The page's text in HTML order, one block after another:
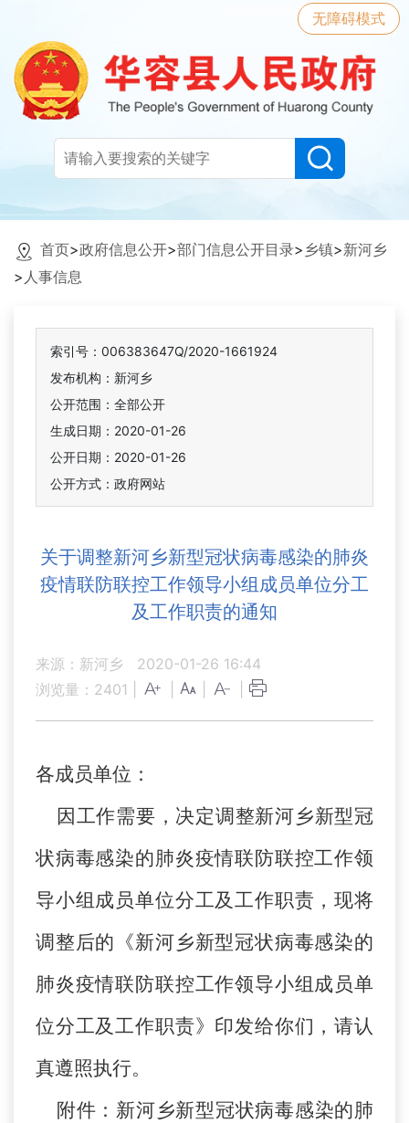
无障碍模式
首页>政府信息公开>部门信息公开目录> 乡镇>新河乡
> 人事信息
索引号：006383647Q/2020-1661924
发布机构：新河乡
公开范围：全部公开
生成日期：2020-01-26
公开日期：2020-01-26
公开方式：政府网站
关于调整新河乡新型冠状病毒感染的肺炎
疫情联防联控工作领导小组成员单位分工
及工作职责的通知
来源：新河乡
2020-01-26 16:44
浏览量： 2401
各成员单位：
因工作需要，决定调整新河乡新型冠
状病毒感染的肺炎疫情联防联控工作领
导小组成员单位分工及工作职责，现将
调整后的《新河乡新型冠状病毒感染的
肺炎疫情联防联控工作领导小组成员单
位分工及工作职责》印发给你们，请认
真遵照执行。
附件：新河乡新型冠状病毒感染的肺